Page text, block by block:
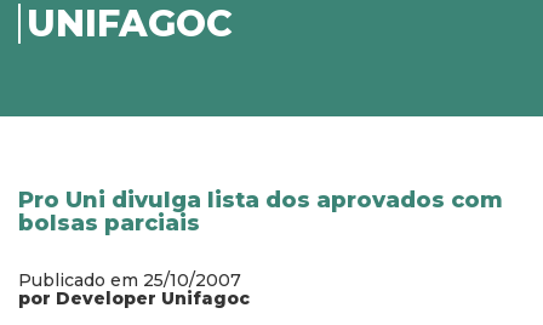
UNIFAGOC
Pro Uni divulga lista dos aprovados com
bolsas parciais
Publicado em 25/10/2007
por Developer Unifagoc